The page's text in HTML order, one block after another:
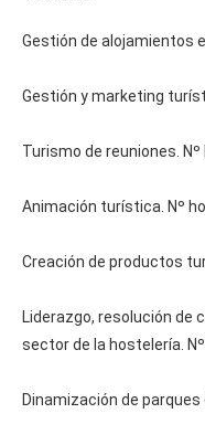
Gestión de alojamientos
Gestión y marketing
Turismo de reuniones. Nº
Animación turística. Nº
Creación de productos
Liderazgo, resolución de
sector de la hostelería.
Dinamización de